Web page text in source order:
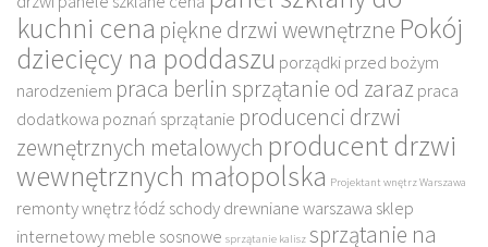
kuchni cena piękne drzwi wewnętrzne Pokój
dziecięcy na poddaszu porządki przed bożym
narodzeniem praca berlin sprzątanie od zarazpraca
dodatkowa poznań sprzątanie producenci drzwi
zewnętrznych metalowych producent drzwi
wewnętrznych małopolska Projektant wnętrz Warszawa
remonty wnętrz łódź schody drewniane warszawa sklep
internetowy meble sosnowe sprzątanie kalisz sprzątanie na